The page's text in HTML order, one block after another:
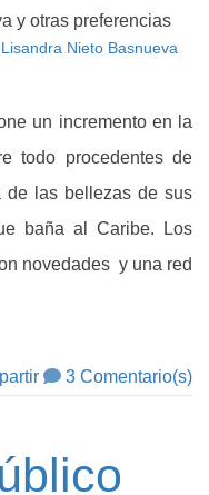
Lisandra Nieto Basnueva
un incremento en la
todo procedentes de
de las bellezas de sus
baña al Caribe. Los
novedades y una red
3 Comentario(s)